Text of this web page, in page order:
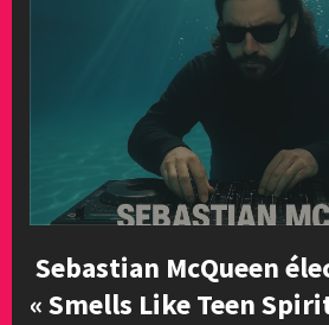
Sebastian McQueen
« Smells Like Teen